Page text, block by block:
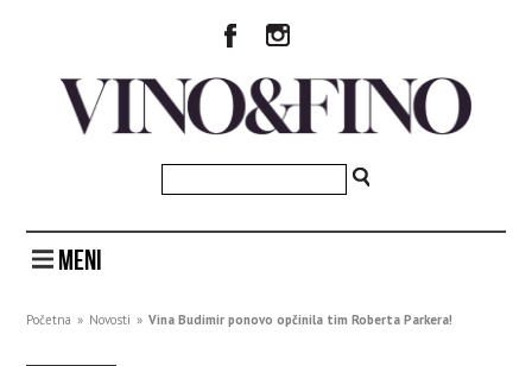
MENI
Početna » Novosti » Vina Budimir ponovo opčinila tim Roberta Parkera!